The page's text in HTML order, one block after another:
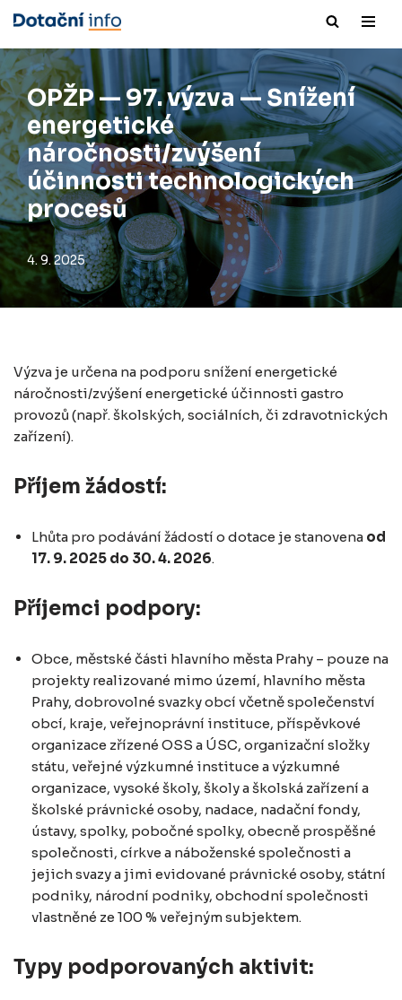
Přeskočit
na
obsah
OPŽP — 97. výzva — Snížení
energetické
náročnosti/zvýšení
účinnosti technologických
procesů
4. 9. 2025
Výzva je určena na podporu snížení energetické
náročnosti/zvýšení energetické účinnosti gastro
provozů (např. školských, sociálních, či zdravotnických
zařízení).
Příjem žádostí:
Lhůta pro podávání žádostí o dotace je stanovena od
17. 9. 2025 do 30. 4. 2026.
Příjemci podpory:
Obce, městské části hlavního města Prahy – pouze na
projekty realizované mimo území, hlavního města
Prahy, dobrovolné svazky obcí včetně společenství
obcí, kraje, veřejnoprávní instituce, příspěvkové
organizace zřízené OSS a ÚSC, organizační složky
státu, veřejné výzkumné instituce a výzkumné
organizace, vysoké školy, školy a školská zařízení a
školské právnické osoby, nadace, nadační fondy,
ústavy, spolky, pobočné spolky, obecně prospěšné
společnosti, církve a náboženské společnosti a
jejich svazy a jimi evidované právnické osoby, státní
podniky, národní podniky, obchodní společnosti
vlastněné ze 100 % veřejným subjektem.
Typy podporovaných aktivit: